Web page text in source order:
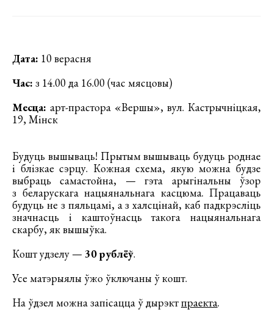
Дата: 10 верасня
Час: з 14.00 да 16.00 (час мясцовы)
Месца: арт-прастора «Вершы», вул. Кастрычніцкая,
19, Мінск
Будуць вышываць! Прытым вышываць будуць роднае
і блізкае сэрцу. Кожная схема, якую можна будзе
выбраць самастойна, — гэта арыгінальны ўзор
з беларускага нацыянальнага касцюма. Працаваць
будуць не з пяльцамі, а з халсцінай, каб падкрэсліць
значнасць і каштоўнасць такога нацыянальнага
скарбу, як вышыўка.
Кошт удзелу — 30 рублёў.
Усе матэрыялы ўжо ўключаны ў кошт.
На ўдзел можна запісацца ў дырэктпраекта.